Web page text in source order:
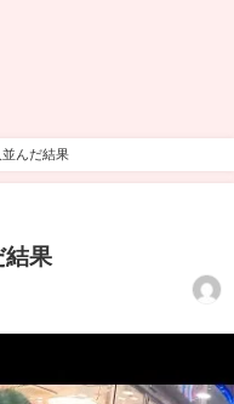
並んだ結果
結果